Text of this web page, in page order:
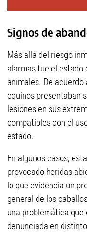
Signos de
Más allá del riesgo
alarmas fue el estado
animales. De
equinos presentaban
lesiones en sus
compatibles con el
estado.
En algunos casos,
provocado heridas
lo que evidencia un
general de los
una problemática que
denunciada en